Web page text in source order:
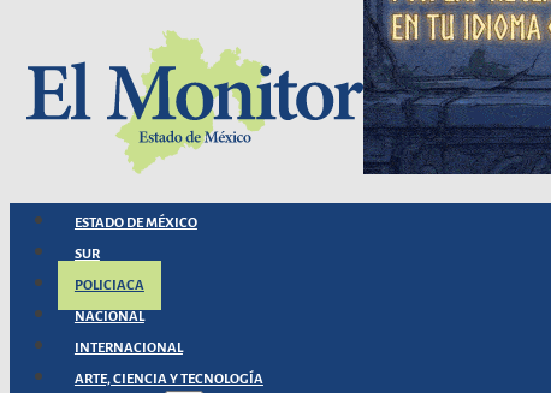
ESTADO DE MÉXICO
SUR
POLICIACA
NACIONAL
INTERNACIONAL
ARTE, CIENCIA Y TECNOLOGÍA